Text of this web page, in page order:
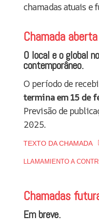
chamadas atuais e
Chamada
O local e o global
contemporâneo.
O período de
termina em 15 de
Previsão de
2025.
TEXTO DA CHAMADA
LLAMAMIENTO A
Chamadas
Em breve.